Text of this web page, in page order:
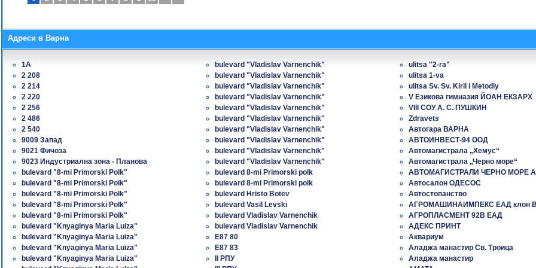
Адреси в Варна
1A
2 208
2 214
2 220
2 256
2 486
2 540
9009 Запад
9021 Фичоза
9023 Индустриална зона - Планова
bulevard "8-mi Primorski Polk"
bulevard "8-mi Primorski Polk"
bulevard "8-mi Primorski Polk"
bulevard "8-mi Primorski Polk"
bulevard "8-mi Primorski Polk"
bulevard "Knyaginya Maria Luiza"
bulevard "Knyaginya Maria Luiza"
bulevard "Knyaginya Maria Luiza"
bulevard "Knyaginya Maria Luiza"
bulevard "Vladislav Varnenchik"
bulevard "Vladislav Varnenchik"
bulevard "Vladislav Varnenchik"
bulevard "Vladislav Varnenchik"
bulevard "Vladislav Varnenchik"
bulevard "Vladislav Varnenchik"
bulevard "Vladislav Varnenchik"
bulevard "Vladislav Varnenchik"
bulevard "Vladislav Varnenchik"
bulevard "Vladislav Varnenchik"
bulevard 8-mi Primorski polk
bulevard 8-mi Primorski polk
bulevard Hristo Botev
bulevard Vasil Levski
bulevard Vladislav Varnenchik
bulevard Vladislav Varnenchik
E87 80
E87 83
II РПУ
ulitsa "2-ra"
ulitsa 1-va
ulitsa Sv. Sv. Kiril i Metodiy
V Езикова гимназия ЙОАН ЕКЗАРХ
VIII СОУ А. С. ПУШКИН
Zdravets
Автогара ВАРНА
АВТОИНВЕСТ-94 ООД
Автомагистрала „Хемус“
Автомагистрала „Черно море“
АВТОМАГИСТРАЛИ ЧЕРНО МОРЕ
Автосалон ОДЕСОС
Автостопанство
АГРОМАШИНАИМПЕКС ЕАД клон
АГРОПЛАСМЕНТ 92В ЕАД
АДЕКС ПРИНТ
Аквариум
Аладжа манастир Св. Троица
Аладжа манастир